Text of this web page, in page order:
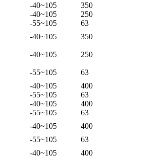
-40~105
350
-40~105
250
-55~105
63
-40~105 350
-40~105 250
-55~105
63
-40~105
400
-55~105
63
-40~105
400
-55~105
63
-40~105
400
-55~105
63
-40~105
400